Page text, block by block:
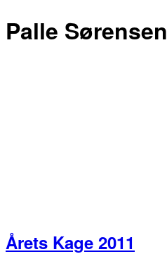
Palle Sørensen
Årets Kage 2011